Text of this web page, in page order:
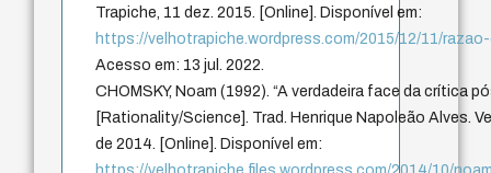
Trapiche, 11 dez. 2015. [Online]. Disponível em:
https://velhotrapiche.wordpress.com/2015/12/11/
Acesso em: 13 jul. 2022.
CHOMSKY, Noam (1992). “A verdadeira face da crítica
[Rationality/Science]. Trad. Henrique Napoleão Alves.
de 2014. [Online]. Disponível em: